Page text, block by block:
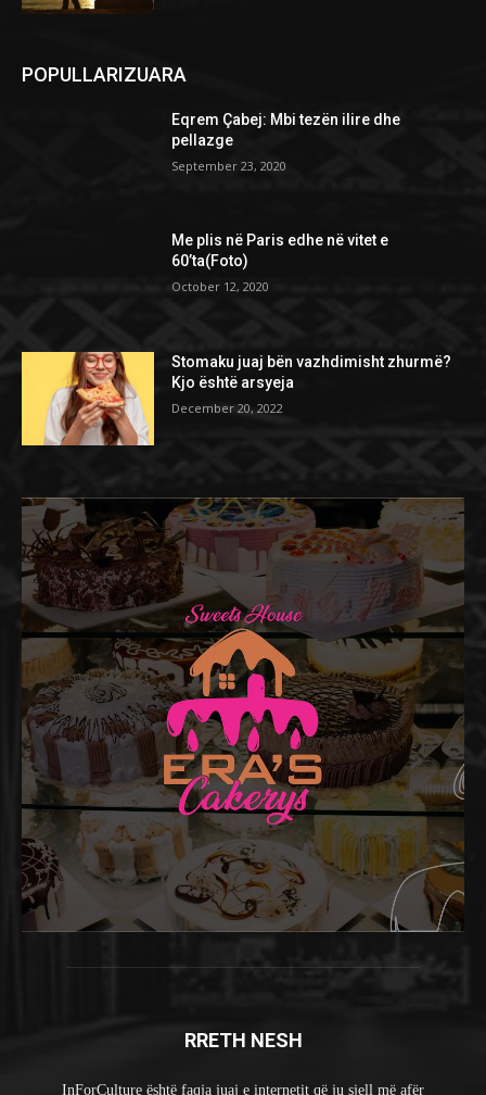
POPULLARIZUARA
Eqrem Çabej: Mbi tezën ilire dhe
pellazge
September 23, 2020
Me plis në Paris edhe në vitet e
60’ta(Foto)
October 12, 2020
Stomaku juaj bën vazhdimisht zhurmë?
Kjo është arsyeja
December 20, 2022
RRETH NESH